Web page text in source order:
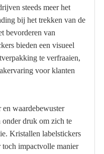
steeds meer het
bij het trekken van de
bevorderen van
bieden een visueel
te verfraaien,
voor klanten
en waardebewuster
onder druk om zich te
Kristallen labelstickers
toch impactvolle manier